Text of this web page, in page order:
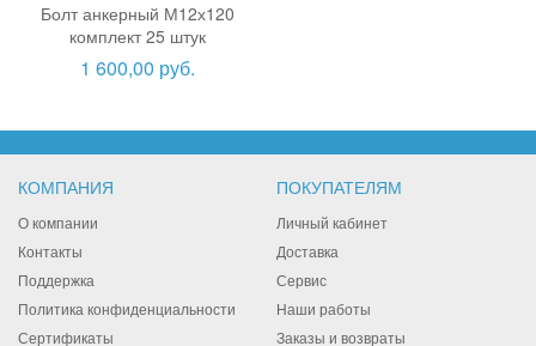
Болт анкерный М12х120
комплект 25 штук
1 600,00 руб.
КОМПАНИЯ
О компании
Контакты
Поддержка
Политика конфиденциальности
Сертификаты
ПОКУПАТЕЛЯМ
Личный кабинет
Доставка
Сервис
Наши работы
Заказы и возвраты